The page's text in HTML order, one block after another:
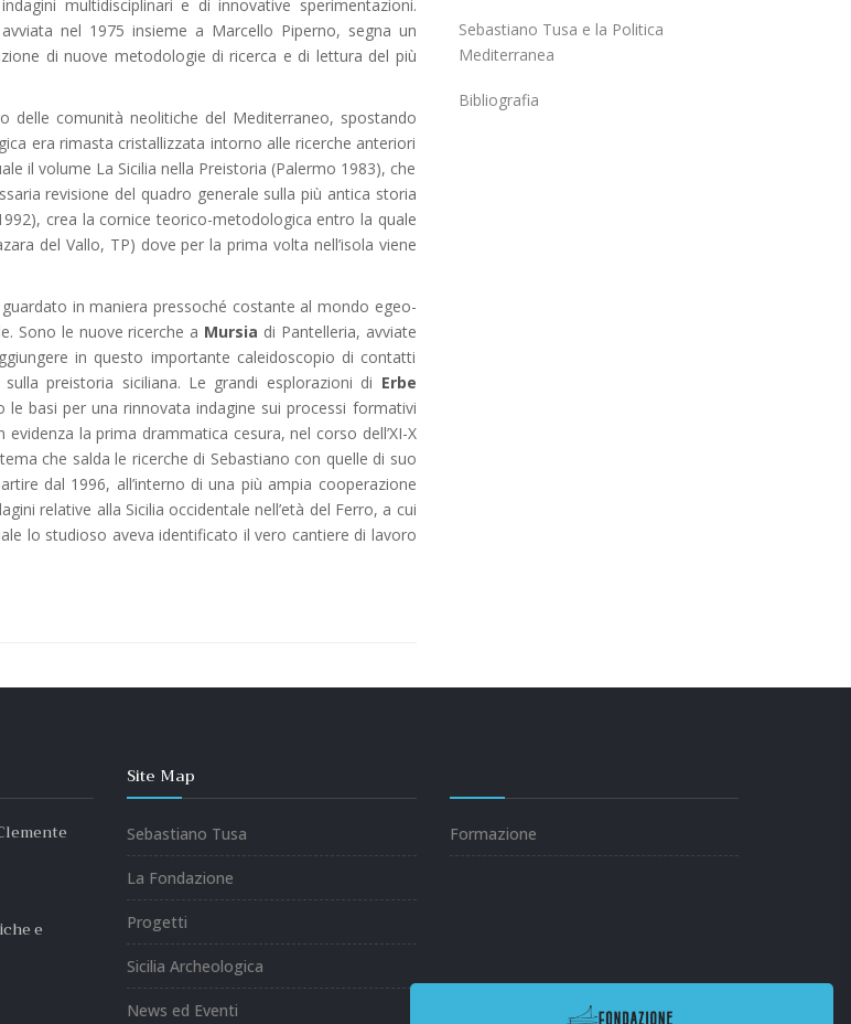
multidisciplinari e di innovative sperimentazioni.
nel 1975 insieme a Marcello Piperno, segna un
di nuove metodologie di ricerca e di lettura del più
delle comunità neolitiche del Mediterraneo, spostando
era rimasta cristallizzata intorno alle ricerche anteriori
il volume La Sicilia nella Preistoria (Palermo 1983), che
revisione del quadro generale sulla più antica storia
crea la cornice teorico-metodologica entro la quale
del Vallo, TP) dove per la prima volta nell’isola viene
in maniera pressoché costante al mondo egeo-
Sono le nuove ricerche a Mursia di Pantelleria, avviate
in questo importante caleidoscopio di contatti
preistoria siciliana. Le grandi esplorazioni di Erbe
le basi per una rinnovata indagine sui processi formativi
la prima drammatica cesura, nel corso dell’XI-X
che salda le ricerche di Sebastiano con quelle di suo
dal 1996, all’interno di una più ampia cooperazione
relative alla Sicilia occidentale nell’età del Ferro, a cui
lo studioso aveva identificato il vero cantiere di lavoro
Sebastiano Tusa e la Politica
Mediterranea
Bibliografia
e
Site Map
Sebastiano Tusa
La Fondazione
Progetti
Sicilia Archeologica
News ed Eventi
Formazione